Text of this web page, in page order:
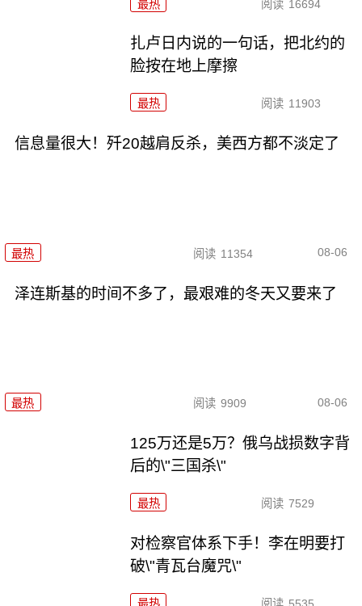
最热 阅读 16694
扎卢日内说的一句话，把北约的
脸按在地上摩擦
最热 阅读 11903
信息量很大！歼20越肩反杀，美西方都不淡定了
最热 阅读 11354 08-06
泽连斯基的时间不多了，最艰难的冬天又要来了
最热 阅读 9909 08-06
125万还是5万？俄乌战损数字背
后的\"三国杀\"
最热 阅读 7529
对检察官体系下手！李在明要打
破\"青瓦台魔咒\"